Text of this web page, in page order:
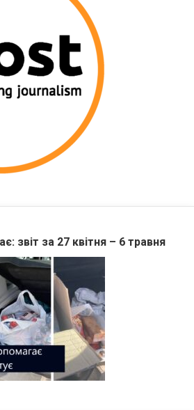
звіт за 27 квітня – 6 травня